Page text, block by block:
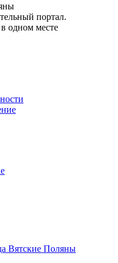
портал.
одном месте
Вятские Поляны